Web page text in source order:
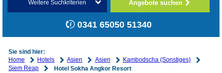
Weitere Suchkriterien Angebote suchen
0341 65050 51340
Sie sind hier:
Home
Hotels Asien Asien
Kambodscha (Sonstiges)
Siem Reap
Hotel Sokha Angkor Resort